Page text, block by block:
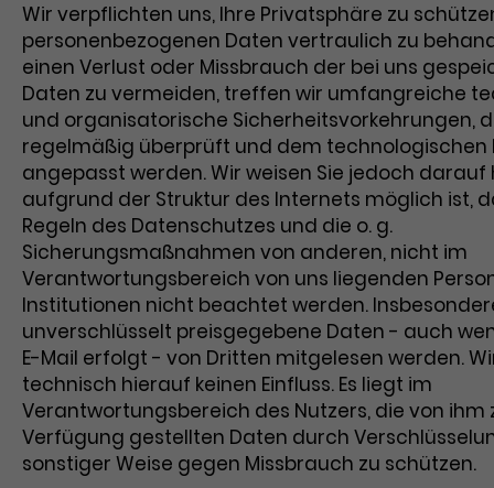
Wir verpflichten uns, Ihre Privatsphäre zu
personenbezogenen Daten vertraulich zu
einen Verlust oder Missbrauch der bei uns
Daten zu vermeiden, treffen wir umfangreiche
und organisatorische Sicherheitsvorkehrungen,
regelmäßig überprüft und dem technologischen
angepasst werden. Wir weisen Sie jedoch darauf
aufgrund der Struktur des Internets möglich ist,
Regeln des Datenschutzes und die o. g.
Sicherungsmaßnahmen von anderen, nicht im
Verantwortungsbereich von uns liegenden
Institutionen nicht beachtet werden.
unverschlüsselt preisgegebene Daten - auch
E-Mail erfolgt - von Dritten mitgelesen werden.
technisch hierauf keinen Einfluss. Es liegt im
Verantwortungsbereich des Nutzers, die von ihm
Verfügung gestellten Daten durch
sonstiger Weise gegen Missbrauch zu schützen.